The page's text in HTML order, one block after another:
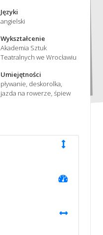
Języki
angielski
Wykształcenie
Akademia Sztuk
Teatralnych we Wrocławiu
Umiejętności
pływanie, deskorolka,
jazda na rowerze, śpiew